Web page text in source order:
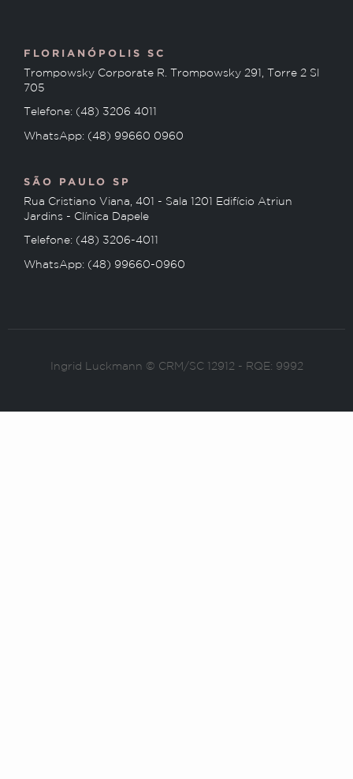
FLORIANÓPOLIS SC
Trompowsky Corporate R. Trompowsky 291, Torre 2 Sl
705
Telefone: (48) 3206 4011
WhatsApp: (48) 99660 0960
SÃO PAULO SP
Rua Cristiano Viana, 401 - Sala 1201 Edifício Atriun
Jardins - Clínica Dapele
Telefone: (48) 3206-4011
WhatsApp: (48) 99660-0960
Ingrid Luckmann © CRM/SC 12912 - RQE: 9992